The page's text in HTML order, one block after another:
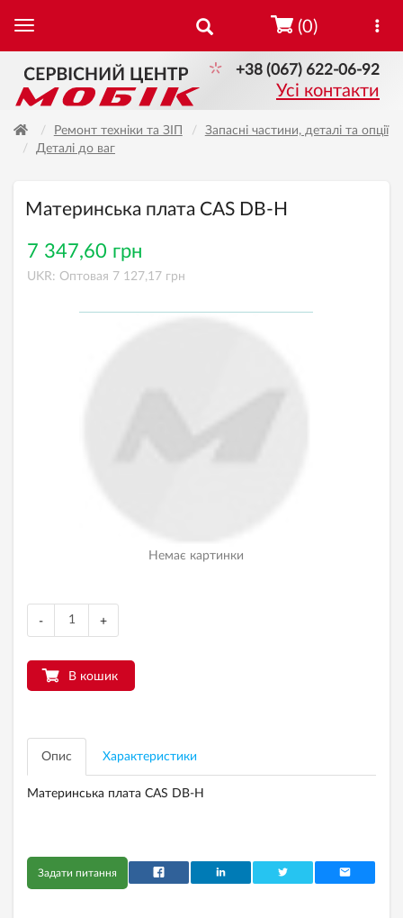
+38 (067) 622-06-92
Усі контакти
(0)
Ремонт техніки та ЗІП
Запасні частини, деталі та опції
Деталі до ваг
Материнська плата CAS DB-H
7 347,60 грн
UKR: Оптовая 7 127,17 грн
Немає картинки
- +
В кошик
Опис Характеристики
Материнська плата CAS DB-H
Задати питання